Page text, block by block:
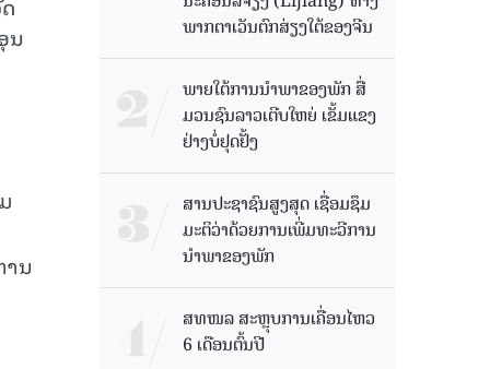
ນ
ານ
ພາກຕາເວັນຕົກສ່ຽງໃຕ້ຂອງຈີນ
ພາຍໃຕ້ການນໍາພາຂອງພັກ ສື່
ມວນຊົນລາວເຕີບໃຫຍ່ ເຂັ້ມແຂງ
ຢ່າງບໍ່ຢຸດຢັ້ງ
ສານປະຊາຊົນສູງສຸດ ເຊື່ອມຊຶມ
ມະຕິວ່າດ້ວຍການເພີ່ມທະວີການ
ນຳພາຂອງພັກ
ສທໜລ ສະຫຼຸບການເຄື່ອນໄຫວ
6 ເດືອນຕົ້ນປີ